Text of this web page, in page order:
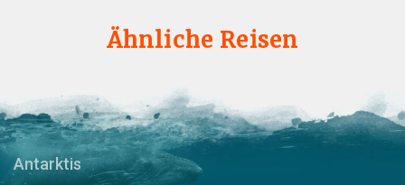
Ähnliche Reisen
Antarktis